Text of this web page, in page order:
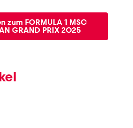
zum FORMULA 1 MSC
GRAND PRIX 2025